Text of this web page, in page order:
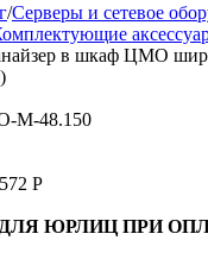
/Серверы и сетевое
в шкаф ЦМО
М-48.150
572 Р
ЮРЛИЦ ПРИ